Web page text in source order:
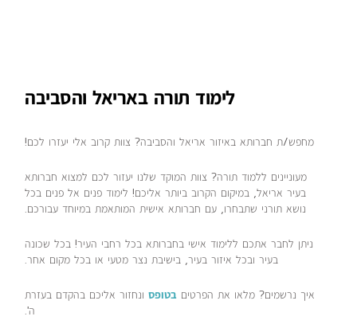
לימוד תורה באריאל והסביבה
מחפש/ת חברותא באיזור אריאל והסביבה? צוות קרוב אלי יעזרו לכם!
מעוניינים ללמוד תורה? צוות המוקד שלנו יעזור לכם למצוא חברותא
בעיר אריאל, במיקום הקרוב ביותר אליכם! לימוד פנים אל פנים בכל
נושא תורני שתבחרו, עם חברותא אישית המותאמת במיוחד עבורכם.
ניתן לחבר אתכם ללימוד אישי בחברותא בכל רחבי העיר! בכל שכונה
בעיר ובכל איזור בעיר, בישיבת נצר מטעי או בכל מקום אחר.
איך נרשמים? מלאו את הפרטים בטופסונחזור אליכם בהקדם בעזרת
ה'.